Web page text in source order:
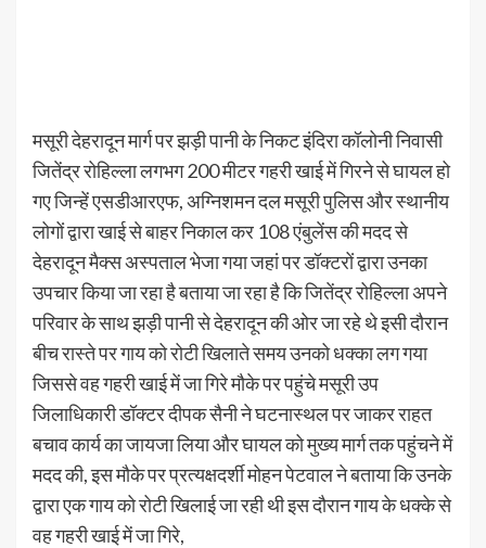
मसूरी देहरादून मार्ग पर झड़ी पानी के निकट इंदिरा कॉलोनी निवासी
जितेंद्र रोहिल्ला लगभग 200 मीटर गहरी खाई में गिरने से घायल हो
गए जिन्हें एसडीआरएफ, अग्निशमन दल मसूरी पुलिस और स्थानीय
लोगों द्वारा खाई से बाहर निकाल कर 108 एंबुलेंस की मदद से
देहरादून मैक्स अस्पताल भेजा गया जहां पर डॉक्टरों द्वारा उनका
उपचार किया जा रहा है बताया जा रहा है कि जितेंद्र रोहिल्ला अपने
परिवार के साथ झड़ी पानी से देहरादून की ओर जा रहे थे इसी दौरान
बीच रास्ते पर गाय को रोटी खिलाते समय उनको धक्का लग गया
जिससे वह गहरी खाई में जा गिरे मौके पर पहुंचे मसूरी उप
जिलाधिकारी डॉक्टर दीपक सैनी ने घटनास्थल पर जाकर राहत
बचाव कार्य का जायजा लिया और घायल को मुख्य मार्ग तक पहुंचने में
मदद की, इस मौके पर प्रत्यक्षदर्शी मोहन पेटवाल ने बताया कि उनके
द्वारा एक गाय को रोटी खिलाई जा रही थी इस दौरान गाय के धक्के से
वह गहरी खाई में जा गिरे,